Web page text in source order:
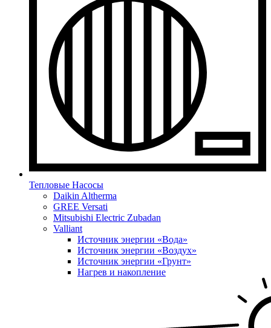
Тепловые Насосы
Daikin Altherma
GREE Versati
Mitsubishi Electric Zubadan
Valliant
Источник энергии «Вода»
Источник энергии «Воздух»
Источник энергии «Грунт»
Нагрев и накопление